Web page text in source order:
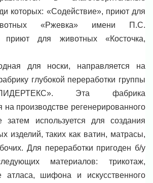
которых: «Содействие», приют для
«Ржевка» имени П.С.
приют для животных «Косточка,
для носки, направляется на
глубокой переработки группы
Эта фабрика
на производстве регенерированного
затем используется для создания
изделий, таких как ватин, матрасы,
Для переработки пригоден б/у
материалов: трикотаж,
атласа, шифона и искусственного